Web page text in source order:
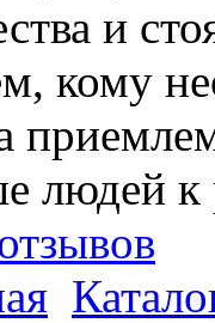
и
кому
людей